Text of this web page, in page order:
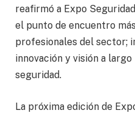
reafirmó a Expo
el punto de encuentro
profesionales del sector;
innovación y visión a
seguridad.
La próxima edición de